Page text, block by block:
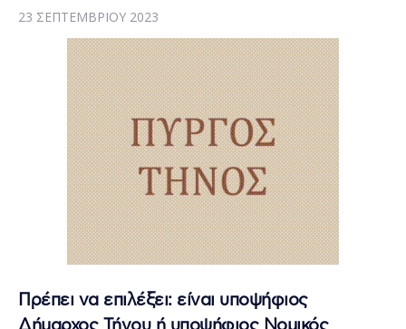
23 ΣΕΠΤΕΜΒΡΊΟΥ 2023
Πρέπει να επιλέξει: είναι υποψήφιος